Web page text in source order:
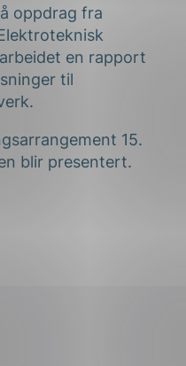
oppdrag fra
en rapport
til
15.
blir presentert.